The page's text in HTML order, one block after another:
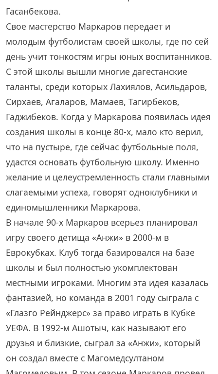
Гасанбекова.
Свое мастерство Маркаров передает и
молодым футболистам своей школы, где по сей
день учит тонкостям игры юных воспитанников.
С этой школы вышли многие дагестанские
таланты, среди которых Лахиялов, Асильдаров,
Сирхаев, Агаларов, Мамаев, Тагирбеков,
Гаджибеков. Когда у Маркарова появилась идея
создания школы в конце 80-х, мало кто верил,
что на пустыре, где сейчас футбольные поля,
удастся основать футбольную школу. Именно
желание и целеустремленность стали главными
слагаемыми успеха, говорят одноклубники и
единомышленники Маркарова.
В начале 90-х Маркаров всерьез планировал
игру своего детища «Анжи» в 2000-м в
Еврокубках. Клуб тогда базировался на базе
школы и был полностью укомплектован
местными игроками. Многим эта идея казалась
фантазией, но команда в 2001 году сыграла с
«Глазго Рейнджерс» за право играть в Кубке
УЕФА. В 1992-м Ашотыч, как называют его
друзья и близкие, сыграл за «Анжи», который
он создал вместе с Магомедсултаном